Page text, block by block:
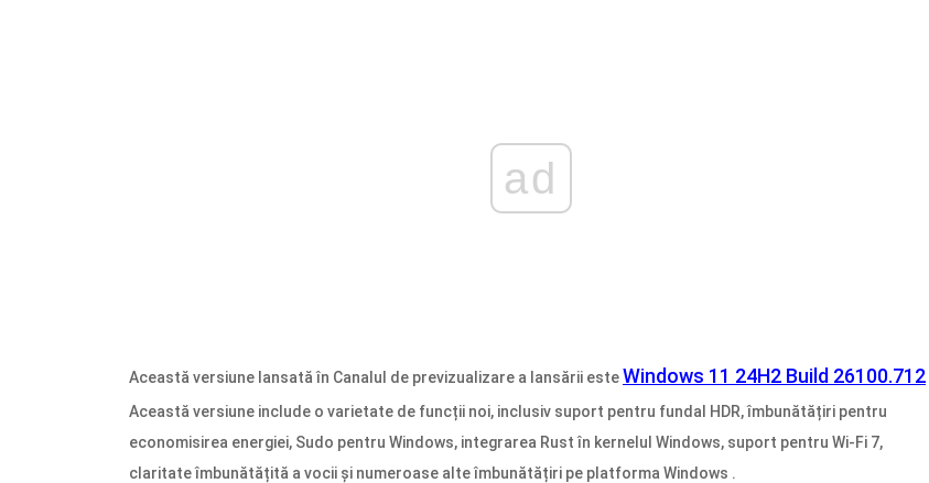
ad
Această versiune lansată în Canalul de previzualizare a lansării esteWindows 11 24H2 Build 26100.712
Această versiune include o varietate de funcții noi, inclusiv suport pentru fundal HDR, îmbunătățiri pentru
economisirea energiei, Sudo pentru Windows, integrarea Rust în kernelul Windows, suport pentru Wi-Fi 7,
claritate îmbunătățită a vocii și numeroase alte îmbunătățiri pe platforma Windows .